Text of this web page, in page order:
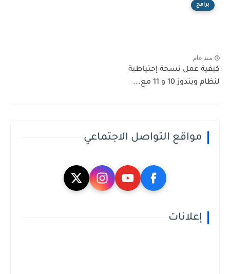
برامج
منذ عام
كيفية عمل نسخة إحتياطية
لنظام ويندوز 10 و 11 مع...
مواقع التواصل الاجتماعي
إعلانات